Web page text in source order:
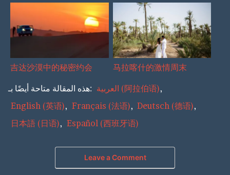
吉达沙漠中的秘密约会 马拉喀什的激情周末
هذه المقالة متاحة أيضًا بـ: العربية (阿拉伯语)
English(英语) Français (法语) Deutsch (德语)
日本語(日语) Español(西班牙语)
Leave a Comment